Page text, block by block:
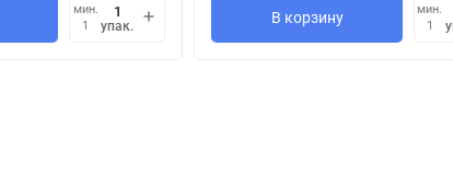
мин.
1
упак. В корзину
мин.
1